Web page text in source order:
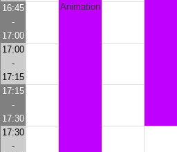
Animation
16:45
-
17:00
17:00
-
17:15
17:15
-
17:30
17:30
-